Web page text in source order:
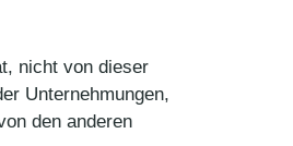
nicht von dieser
Unternehmungen,
den anderen